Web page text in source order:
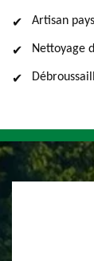
Artisan
Nettoyage